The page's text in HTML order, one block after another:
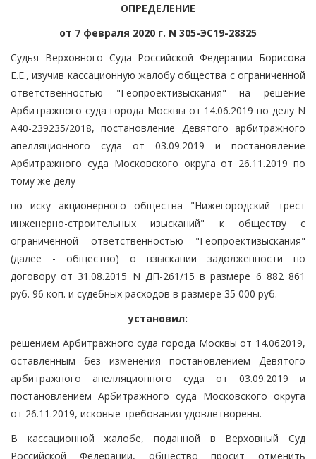
ОПРЕДЕЛЕНИЕ
от 7 февраля 2020 г. N 305-ЭС19-28325
Судья Верховного Суда Российской Федерации Борисова
Е.Е., изучив кассационную жалобу общества с ограниченной
ответственностью "Геопроектизыскания" на решение
Арбитражного суда города Москвы от 14.06.2019 по делу N
А40-239235/2018, постановление Девятого арбитражного
апелляционного суда от 03.09.2019 и постановление
Арбитражного суда Московского округа от 26.11.2019 по
тому же делу
по иску акционерного общества "Нижегородский трест
инженерно-строительных изысканий" к обществу с
ограниченной ответственностью "Геопроектизыскания"
(далее - общество) о взыскании задолженности по
договору от 31.08.2015 N ДП-261/15 в размере 6 882 861
руб. 96 коп. и судебных расходов в размере 35 000 руб.
установил:
решением Арбитражного суда города Москвы от 14.062019,
оставленным без изменения постановлением Девятого
арбитражного апелляционного суда от 03.09.2019 и
постановлением Арбитражного суда Московского округа
от 26.11.2019, исковые требования удовлетворены.
В кассационной жалобе, поданной в Верховный Суд
Российской Федерации, общество просит отменить